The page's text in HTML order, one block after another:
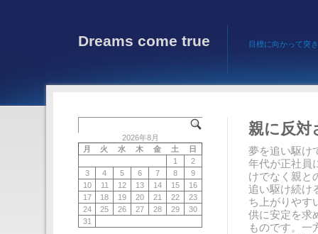
Dreams come true 目標に向かって突
親に反対
夢を追い駆け
年代が正社員
けでなく親と
追い駆け続け
ち上がりやす
供に安定を求
ものです。一
2026年8月
月
火 水 木 金 土
日
1
2
3
4 5 6 7 8
9
10
11 12 13 14 15
16
17
18 19 20 21 22
23
24
25 26 27 28 29
30
31